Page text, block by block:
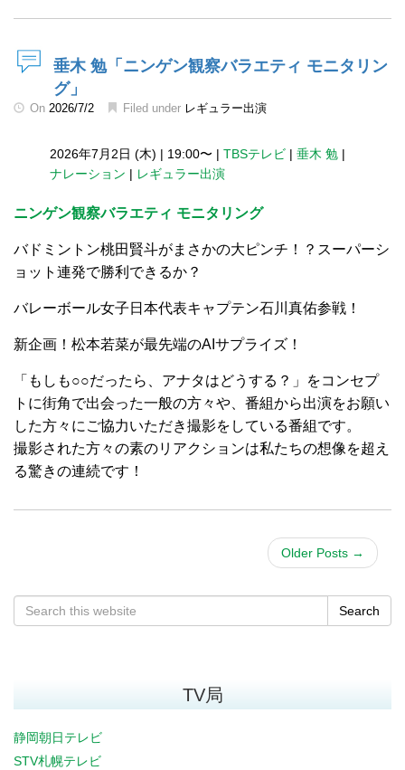
垂木 勉「ニンゲン観察バラエティ モニタリン
グ」
On 2026/7/2 Filed under レギュラー出演
2026年7月2日 (木) | 19:00〜 | TBSテレビ | 垂木 勉 |
ナレーション | レギュラー出演
ニンゲン観察バラエティ モニタリング
バドミントン桃田賢斗がまさかの大ピンチ！？スーパーシ
ョット連発で勝利できるか？
バレーボール女子日本代表キャプテン石川真佑参戦！
新企画！松本若菜が最先端のAIサプライズ！
「もしも○○だったら、アナタはどうする？」をコンセプ
トに街角で出会った一般の方々や、番組から出演をお願い
した方々にご協力いただき撮影をしている番組です。
撮影された方々の素のリアクションは私たちの想像を超え
る驚きの連続です！
Older Posts →
Search
TV局
静岡朝日テレビ
STV札幌テレビ